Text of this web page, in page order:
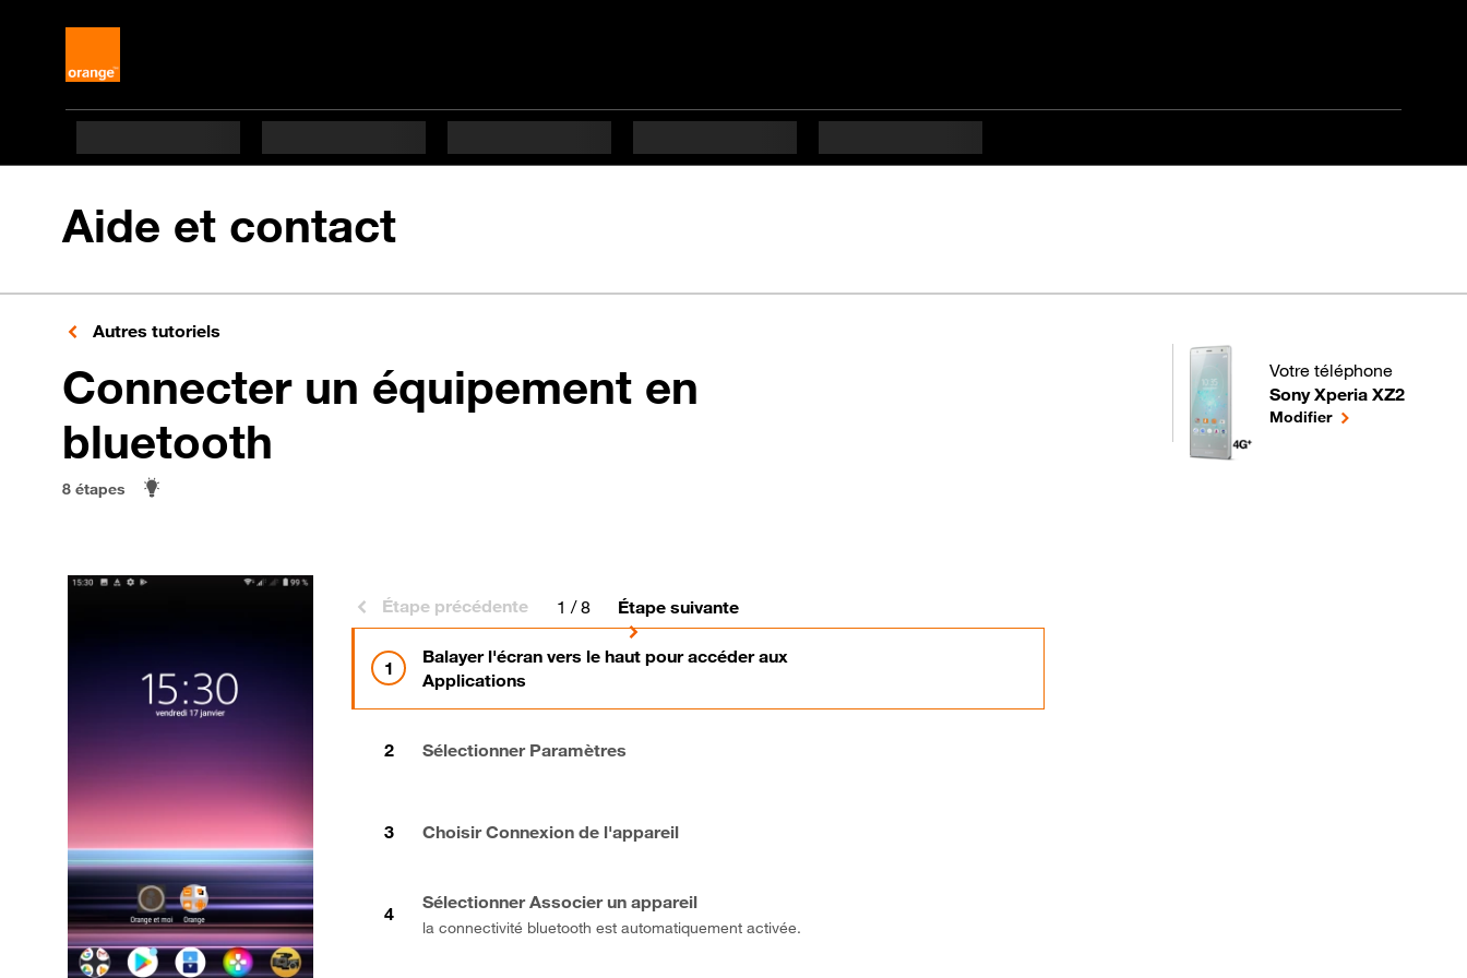
Aide et contact
Autres tutoriels
Connecter un équipement en
bluetooth
8 étapes
Votre téléphone
Sony Xperia XZ2
pour votre Sony Xperia
Modifierle téléphone
Étape précédente 1 / 8 Étape suivante
Balayer l'écran vers le haut pour accéder aux
Applications
Sélectionner Paramètres
Choisir Connexion de l'appareil
Sélectionner Associer un appareil
la connectivité bluetooth est automatiquement activée.